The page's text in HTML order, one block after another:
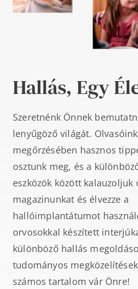
Hallás, Egy
Szeretnénk Önnek
lenyűgöző világát.
megőrzésében hasznos
osztunk meg, és a
eszközök között kalauzoljuk
magazinunkat és élvezze a
hallóimplantátumot
orvosokkal készített
különböző hallás
tudományos
számos tartalom vár Önre!